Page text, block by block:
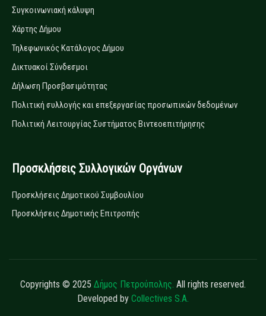
Συγκοινωνιακή κάλυψη
Χάρτης Δήμου
Τηλεφωνικός Κατάλογος Δήμου
Δικτυακοί Σύνδεσμοι
Δήλωση Προσβασιμότητας
Πολιτική συλλογής και επεξεργασίας προσωπικών δεδομένων
Πολιτική Λειτουργίας Συστήματος Βιντεοεπιτήρησης
Προσκλήσεις Συλλογικών Οργάνων
Προσκλήσεις Δημοτικού Συμβουλίου
Προσκλήσεις Δημοτικής Επιτροπής
Copyrights © 2025 Δήμος Πετρούπολης. All rights reserved.
Developed by Collectives S.A.